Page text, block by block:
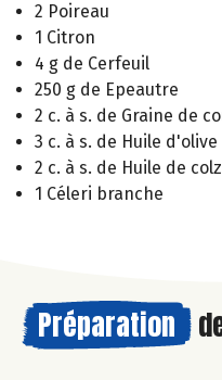
2 Poireau
1 Citron
4 g de Cerfeuil
250 g de Epeautre
2 c. à s. de Graine de
3 c. à s. de Huile d'olive
2 c. à s. de Huile de
1 Céleri branche
Préparation